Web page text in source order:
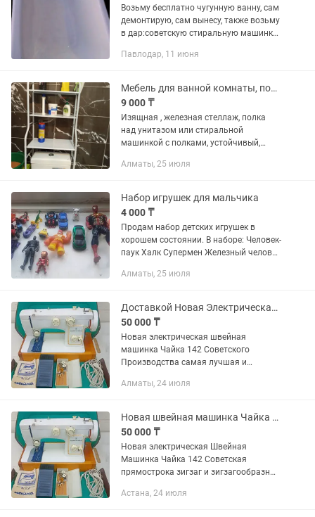
Возьму бесплатно чугунную ванну, сам
демонтирую, сам вынесу, также возьму
в дар:советскую стиральную машинку,
не рабочий холодильник советский,
Павлодар, 11 июня
Мебель для ванной комнаты, полка стеллаж над унитазом
9 000 ₸
Изящная , железная стеллаж, полка
над унитазом или стиральной
машинкой с полками, устойчивый,
Алматы, 25 июля
Набор игрушек для мальчика
4 000 ₸
Продам набор детских игрушек в
хорошем состоянии. В наборе: Человек-
паук Халк Супермен Железный человек
Машинки Самолёты Динозавр
Алматы, 25 июля
Доставкой Новая Электрическая швейная машинка Чайка 142 шьет 100%
50 000 ₸
Новая электрическая швейная
машинка Чайка 142 Советского
Производства самая лучшая и
проверенная годами превосходит
долговечности железная...
Алматы, 24 июля
Новая швейная машинка Чайка 142 прямострочка зигзаг шьет отлично 100%
50 000 ₸
Новая электрическая Швейная
Машинка Чайка 142 Советская
прямострока зигзаг и зигзагообразный
строчек прочная железная надежная
Астана, 24 июля